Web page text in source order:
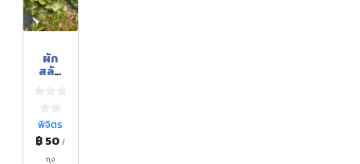
ผัก
สลัด
โอ๊ค"
พิจิตร
฿ 50/
ถุง